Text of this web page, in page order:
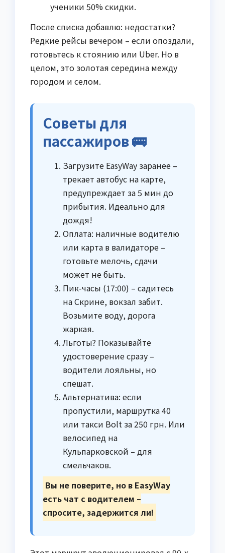
ученики 50% скидки.
После списка добавлю: недостатки?
Редкие рейсы вечером – если опоздали,
готовьтесь к стоянию или Uber. Но в
целом, это золотая середина между
городом и селом.
Советы для
пассажиров 🚌
Загрузите EasyWay заранее –
трекает автобус на карте,
предупреждает за 5 мин до
прибытия. Идеально для
дождя!
Оплата: наличные водителю
или карта в валидаторе –
готовьте мелочь, сдачи
может не быть.
Пик-часы (17:00) – садитесь
на Скрине, вокзал забит.
Возьмите воду, дорога
жаркая.
Льготы? Показывайте
удостоверение сразу –
водители лояльны, но
спешат.
Альтернатива: если
пропустили, маршрутка 40
или такси Bolt за 250 грн. Или
велосипед на
Кульпарковской – для
смельчаков.
Вы не поверите, но в EasyWay
есть чат с водителем –
спросите, задержится ли!